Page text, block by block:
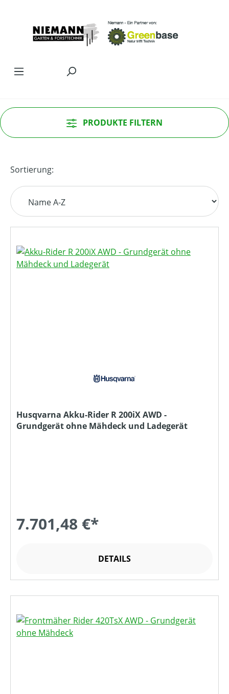
PRODUKTE FILTERN
Sortierung:
Husqvarna Akku-Rider R 200iX AWD -
Grundgerät ohne Mähdeck und Ladegerät
7.701,48 €*
DETAILS